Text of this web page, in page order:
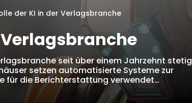
der KI in der Verlagsbranche
Verlagsbranche
seit über einem Jahrzehnt stetig
setzen automatisierte Systeme zur
für die Berichterstattung verwendet…